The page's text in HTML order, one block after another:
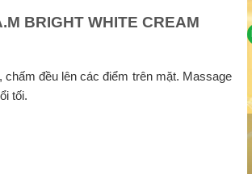
BRIGHT WHITE CREAM
đều lên các điểm trên mặt. Massage
tối.